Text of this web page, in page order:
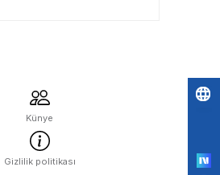
Künye
Gizlilik politikası